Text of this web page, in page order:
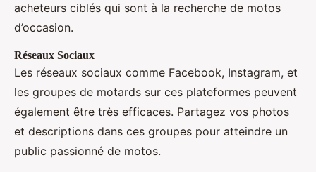
acheteurs ciblés qui sont à la recherche de motos
d’occasion.
Réseaux Sociaux
Les réseaux sociaux comme Facebook, Instagram, et
les groupes de motards sur ces plateformes peuvent
également être très efficaces. Partagez vos photos
et descriptions dans ces groupes pour atteindre un
public passionné de motos.